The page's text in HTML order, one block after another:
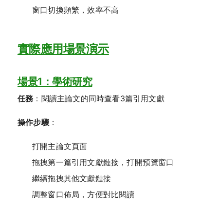
窗口切換頻繁，效率不高
實際應用場景演示
場景1：學術研究
任務 ：閱讀主論文的同時查看3篇引用文獻
操作步驟：
打開主論文頁面
拖拽第一篇引用文獻鏈接，打開預覽窗口
繼續拖拽其他文獻鏈接
調整窗口佈局，方便對比閱讀